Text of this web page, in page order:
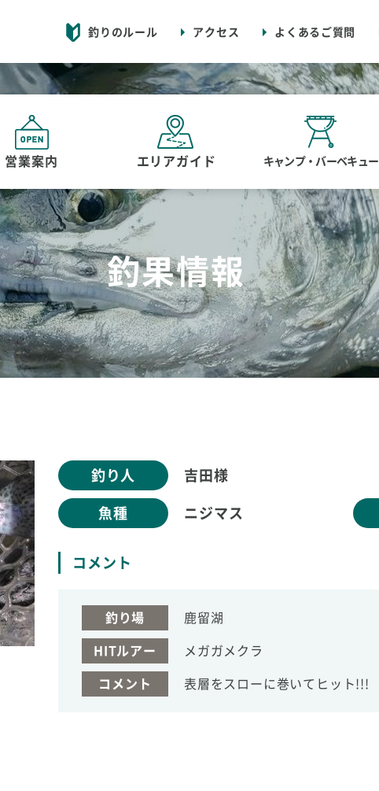
釣りのルール アクセス よくあるご質問
営業案内 エリアガイド キャンプ・バーベキュー
釣果情報
釣り人 吉田様
魚種 ニジマス
コメント
釣り場 鹿留湖
HITルアー メガガメクラ
コメント 表層をスローに巻いてヒット!!!